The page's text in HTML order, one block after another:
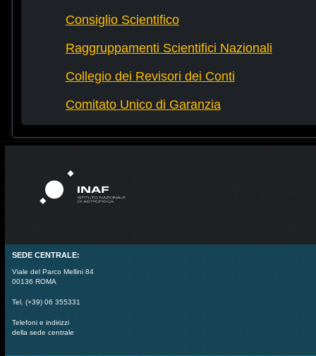
Consiglio Scientifico
Raggruppamenti Scientifici Nazionali
Collegio dei Revisori dei Conti
Comitato Unico di Garanzia
SEDE CENTRALE:
Viale del Parco Mellini 84
00136 ROMA
Tel. (+39) 06 355331
Telefoni e indirizzi
della sede centrale